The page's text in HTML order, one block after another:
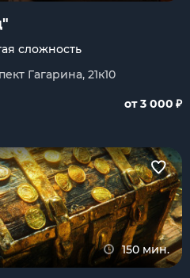
сложность
Гагарина, 21к10
от 3 000 ₽
150 мин.